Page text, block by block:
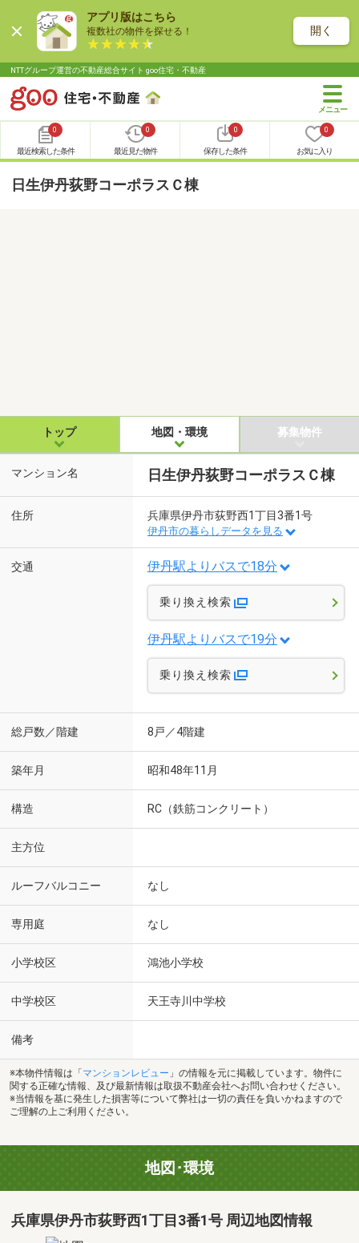
アプリ版はこちら
複数社の物件を探せる！ 開く
NTTグループ運営の不動産総合サイト goo住宅・不動産
0
最近検索した条件
0
最近見た物件
0
保存した条件
0
お気に入り
日生伊丹荻野コーポラスＣ棟
トップ 地図・環境 募集物件
マンション名 日生伊丹荻野コーポラスＣ棟
住所 兵庫県伊丹市荻野西1丁目3番1号
伊丹市の暮らしデータを見る
交通 伊丹駅よりバスで18分
乗り換え検索
伊丹駅よりバスで19分
乗り換え検索
総戸数／階建 8戸／4階建
築年月 昭和48年11月
構造 RC（鉄筋コンクリート）
主方位
ルーフバルコニー なし
専用庭 なし
小学校区 鴻池小学校
中学校区 天王寺川中学校
備考
※本物件情報は「 マンションレビュー 」の情報を元に掲載しています。物件に
関する正確な情報、及び最新情報は取扱不動産会社へお問い合わせください。
※当情報を基に発生した損害等について弊社は一切の責任を負いかねますので
ご理解の上ご利用ください。
地図･環境
兵庫県伊丹市荻野西1丁目3番1号 周辺地図情報